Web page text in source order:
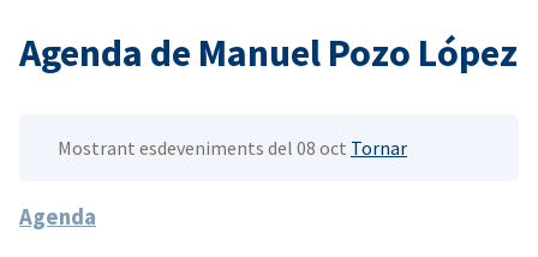
Agenda de Manuel Pozo López
Mostrant esdeveniments del 08 oct Tornar
Agenda